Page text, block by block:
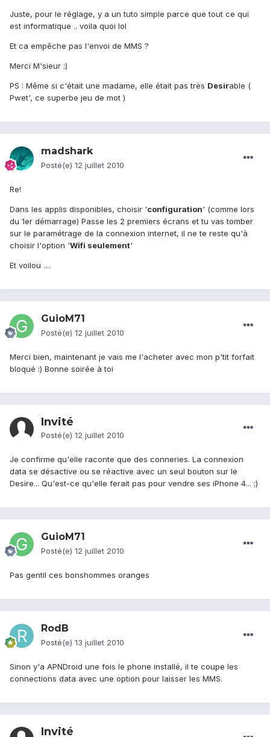
Juste, pour le réglage, y a un tuto simple parce que tout ce qui
est informatique .. voila quoi lol
Et ca empêche pas l'envoi de MMS ?
Merci M'sieur :)
PS : Même si c'était une madame, elle était pas très Desirable (
Pwet', ce superbe jeu de mot )
madshark
Posté(e) 12 juillet 2010
Re!
Dans les applis disponibles, choisir 'configuration' (comme lors
du 1er démarrage) Passe les 2 premiers écrans et tu vas tomber
sur le paramétrage de la connexion internet, il ne te reste qu'à
choisir l'option 'Wifi seulement'
Et voilou ....
GuioM71
Posté(e) 12 juillet 2010
Merci bien, maintenant je vais me l'acheter avec mon p'tit forfait
bloqué :) Bonne soirée à toi
Invité
Posté(e) 12 juillet 2010
Je confirme qu'elle raconte que des conneries. La connexion
data se désactive ou se réactive avec un seul bouton sur le
Desire... Qu'est-ce qu'elle ferait pas pour vendre ses iPhone 4... ;)
GuioM71
Posté(e) 12 juillet 2010
Pas gentil ces bonshommes oranges
RodB
Posté(e) 13 juillet 2010
Sinon y'a APNDroid une fois le phone installé, il te coupe les
connections data avec une option pour laisser les MMS.
Invité